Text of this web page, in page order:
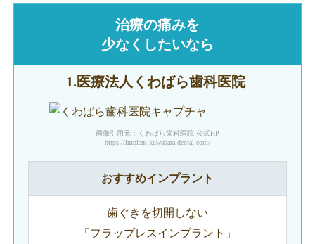
治療の痛みを
少なくしたいなら
1.医療法人 くわばら歯科医院
画像引用元：くわばら歯科医院 公式HP
https://implant.kuwabara-dental.com/
おすすめインプラント
歯ぐきを切開しない
「フラップレスインプラント」